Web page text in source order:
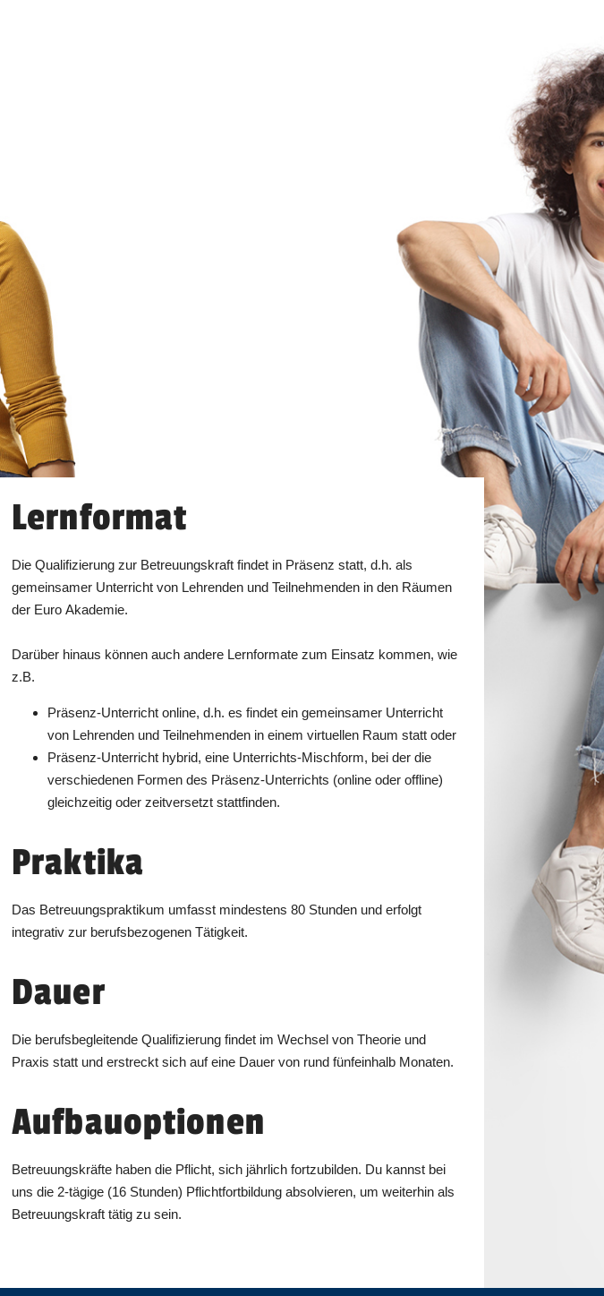
Lernformat
Die Qualifizierung zur Betreuungskraft findet in Präsenz statt, d.h. als
gemeinsamer Unterricht von Lehrenden und Teilnehmenden in den Räumen
der Euro Akademie.
Darüber hinaus können auch andere Lernformate zum Einsatz kommen, wie
z.B.
Präsenz-Unterricht online, d.h. es findet ein gemeinsamer Unterricht
von Lehrenden und Teilnehmenden in einem virtuellen Raum statt oder
Präsenz-Unterricht hybrid, eine Unterrichts-Mischform, bei der die
verschiedenen Formen des Präsenz-Unterrichts (online oder offline)
gleichzeitig oder zeitversetzt stattfinden.
Praktika
Das Betreuungspraktikum umfasst mindestens 80 Stunden und erfolgt
integrativ zur berufsbezogenen Tätigkeit.
Dauer
Die berufsbegleitende Qualifizierung findet im Wechsel von Theorie und
Praxis statt und erstreckt sich auf eine Dauer von rund fünfeinhalb Monaten.
Aufbauoptionen
Betreuungskräfte haben die Pflicht, sich jährlich fortzubilden. Du kannst bei
uns die 2-tägige (16 Stunden) Pflichtfortbildung absolvieren, um weiterhin als
Betreuungskraft tätig zu sein.